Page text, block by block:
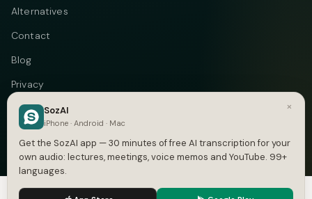
Alternatives
Contact
Blog
Privacy
Terms
DMCA
We use cookies to enhance your experience.
×
SozAI
iPhone · Android · Mac
Get the SozAI app — 30 minutes of free AI transcription for your
own audio: lectures, meetings, voice memos and YouTube. 99+
languages.